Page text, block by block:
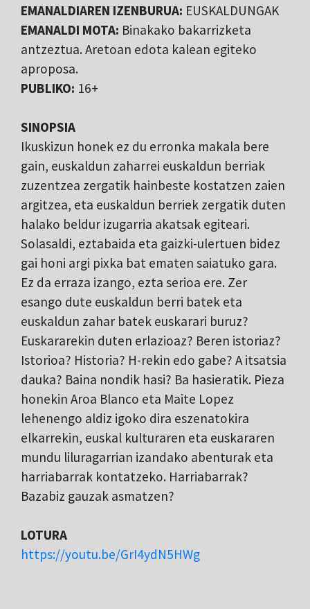
EMANALDIAREN IZENBURUA: EUSKALDUNGAK
EMANALDI MOTA: Binakako bakarrizketa
antzeztua. Aretoan edota kalean egiteko
aproposa.
PUBLIKO: 16+
SINOPSIA
Ikuskizun honek ez du erronka makala bere
gain, euskaldun zaharrei euskaldun berriak
zuzentzea zergatik hainbeste kostatzen zaien
argitzea, eta euskaldun berriek zergatik duten
halako beldur izugarria akatsak egiteari.
Solasaldi, eztabaida eta gaizki-ulertuen bidez
gai honi argi pixka bat ematen saiatuko gara.
Ez da erraza izango, ezta serioa ere. Zer
esango dute euskaldun berri batek eta
euskaldun zahar batek euskarari buruz?
Euskararekin duten erlazioaz? Beren istoriaz?
Istorioa? Historia? H-rekin edo gabe? A itsatsia
dauka? Baina nondik hasi? Ba hasieratik. Pieza
honekin Aroa Blanco eta Maite Lopez
lehenengo aldiz igoko dira eszenatokira
elkarrekin, euskal kulturaren eta euskararen
mundu liluragarrian izandako abenturak eta
harriabarrak kontatzeko. Harriabarrak?
Bazabiz gauzak asmatzen?
LOTURA
https://youtu.be/GrI4ydN5HWg